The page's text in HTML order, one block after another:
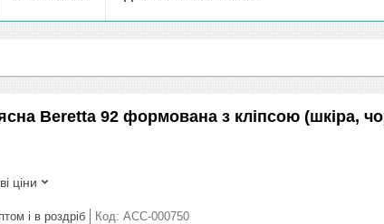
Beretta 92 формована з кліпсою (шкіра,
ціни
і в роздріб Код: ACC-000750